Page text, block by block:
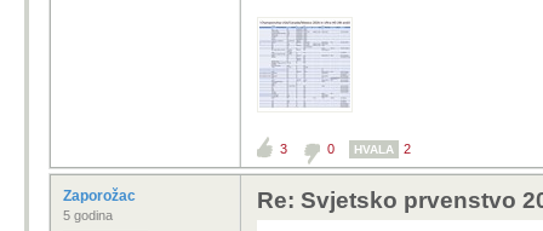
3 0 HVALA 2
Zaporožac
5 godina
Re: Svjetsko prvenstvo